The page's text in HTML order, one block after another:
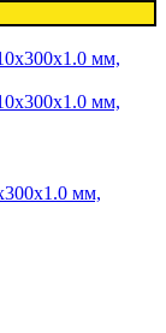
мм,